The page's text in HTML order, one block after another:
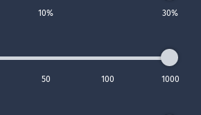
10% 30%
50 100 1000